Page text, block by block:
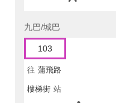
九巴/城巴
103
往 蒲飛路
樓梯街 站